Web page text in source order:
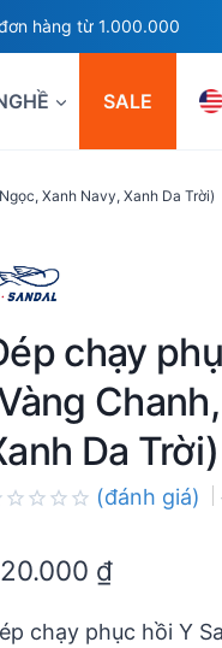
hàng từ 1.000.000
SALE
Xanh Navy, Xanh Da Trời)
chạy
Da Trời)
(đánh giá)
₫
chạy phục hồi Y